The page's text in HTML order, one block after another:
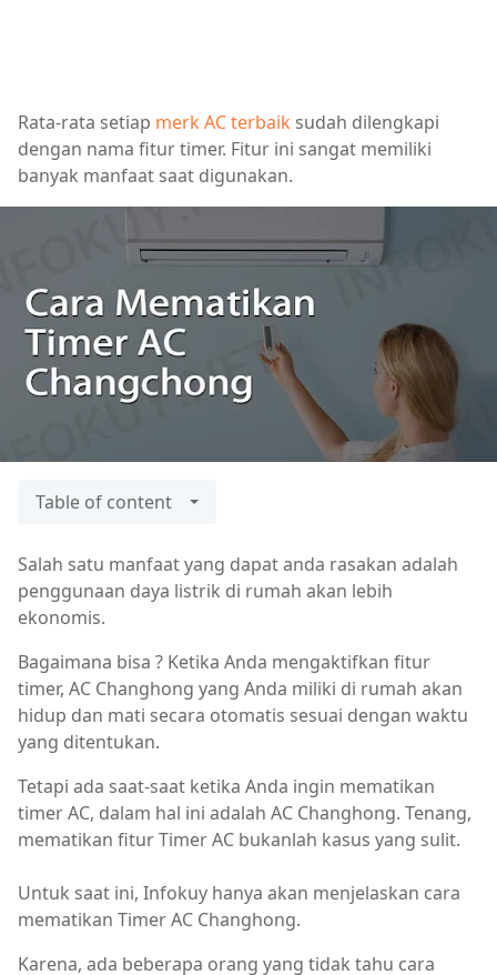
Rata-rata setiap merk AC terbaik sudah dilengkapi
dengan nama fitur timer. Fitur ini sangat memiliki
banyak manfaat saat digunakan.
Table of content
Salah satu manfaat yang dapat anda rasakan adalah
penggunaan daya listrik di rumah akan lebih
ekonomis.
Bagaimana bisa ? Ketika Anda mengaktifkan fitur
timer, AC Changhong yang Anda miliki di rumah akan
hidup dan mati secara otomatis sesuai dengan waktu
yang ditentukan.
Tetapi ada saat-saat ketika Anda ingin mematikan
timer AC, dalam hal ini adalah AC Changhong. Tenang,
mematikan fitur Timer AC bukanlah kasus yang sulit.
Untuk saat ini, Infokuy hanya akan menjelaskan cara
mematikan Timer AC Changhong.
Karena, ada beberapa orang yang tidak tahu cara